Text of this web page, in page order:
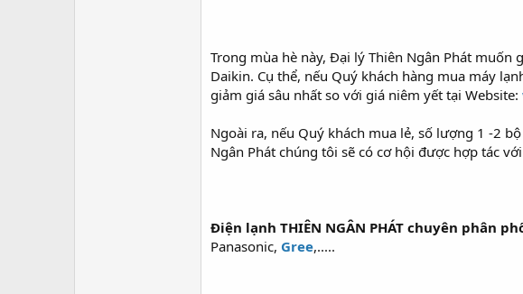
Trong mùa hè này, Đại lý Thiên Ngân Phát
Daikin. Cụ thể, nếu Quý khách hàng mua máy
giảm giá sâu nhất so với giá niêm yết tại Website:
Ngoài ra, nếu Quý khách mua lẻ, số lượng 1 -2
Ngân Phát chúng tôi sẽ có cơ hội được hợp tác
Điện lạnh THIÊN NGÂN PHÁT chuyên phân
Panasonic, Gree,.....